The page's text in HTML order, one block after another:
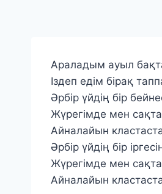
Араладым ауыл
Іздеп едім бірақ
Әрбір үйдің бір
Жүрегімде мен
Айналайын
Әрбір үйдің бір
Жүрегімде мен
Айналайын